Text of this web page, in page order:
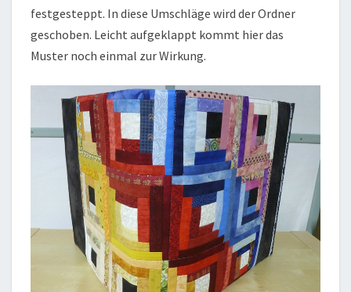
festgesteppt. In diese Umschläge wird der Ordner
geschoben. Leicht aufgeklappt kommt hier das
Muster noch einmal zur Wirkung.